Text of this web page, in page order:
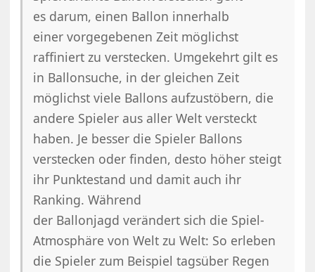
es darum, einen Ballon innerhalb
einer vorgegebenen Zeit möglichst
raffiniert zu verstecken. Umgekehrt gilt es
in Ballonsuche, in der gleichen Zeit
möglichst viele Ballons aufzustöbern, die
andere Spieler aus aller Welt versteckt
haben. Je besser die Spieler Ballons
verstecken oder finden, desto höher steigt
ihr Punktestand und damit auch ihr
Ranking. Während
der Ballonjagd verändert sich die Spiel-
Atmosphäre von Welt zu Welt: So erleben
die Spieler zum Beispiel tagsüber Regen